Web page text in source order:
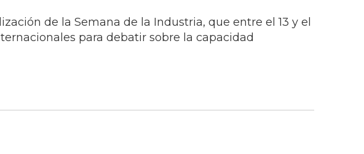
de la Semana de la Industria, que entre el 13 y el
para debatir sobre la capacidad